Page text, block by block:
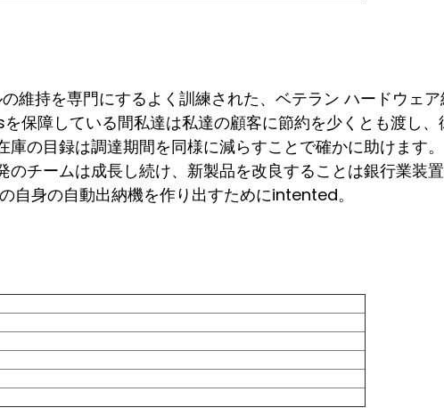
維持を専門にするよく訓練された、ベテラン ハードウェア
保障している間私達は私達の顧客に節約を少くとも渡し
の目録は調達期間を同様に減らすことで確かに助けます。
のチームは成長し続け、新製品を改良することは銀行業装
自身の自動出納機を作り出すためにintented。